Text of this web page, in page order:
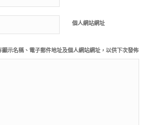
個人網站網址
顯示名稱、電子郵件地址及個人網站網址，以供下次發佈